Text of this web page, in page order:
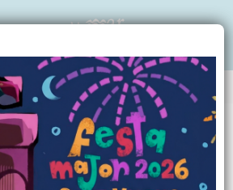
03:30:57
dia del Ple